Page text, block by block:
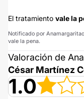
El tratamiento vale la
Notificado por
vale la pena.
Valoración de
César Martínez
1.0